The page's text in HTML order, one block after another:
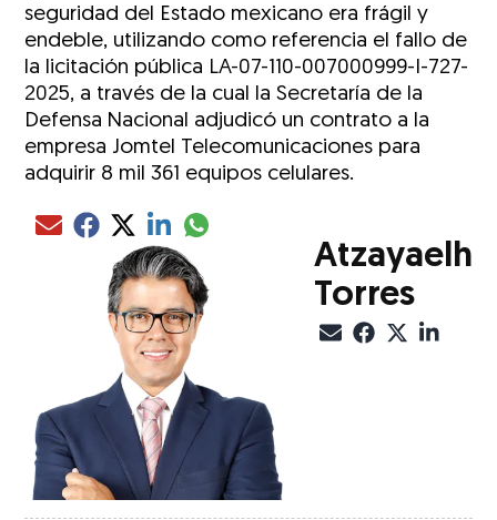
seguridad del Estado mexicano era frágil y
endeble, utilizando como referencia el fallo de
la licitación pública LA-07-110-007000999-I-727-
2025, a través de la cual la Secretaría de la
Defensa Nacional adjudicó un contrato a la
empresa Jomtel Telecomunicaciones para
adquirir 8 mil 361 equipos celulares.
Compartir el artículo actual mediante Email
Compartir el artículo actual mediante Facebook
Compartir el artículo actual mediante Twitter
Compartir el artículo actual mediante LinkedIn
Compartir el artículo actual mediante
Atzayaelh
Torres